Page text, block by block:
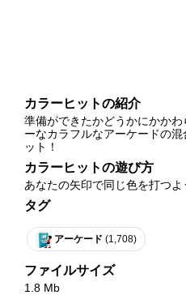
カラーヒットの紹介
準備ができたかどうかにかか
ーなカラフルなアーケードの
ット！
カラーヒットの遊び方
あなたの矢印で同じ色を打つよ
タグ
アーケード (1,708)
ファイルサイズ
1.8 Mb